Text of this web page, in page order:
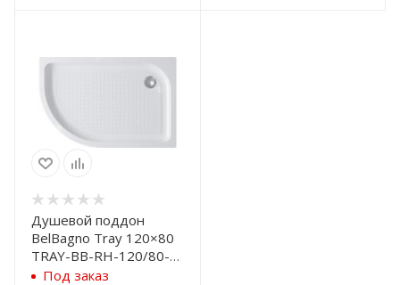
Душевой поддон
BelBagno Tray 120×80
TRAY-BB-RH-120/80-
550-15-W-R
Под заказ